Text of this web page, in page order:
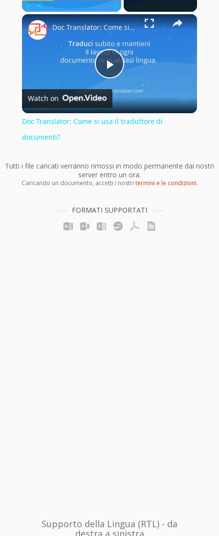
Play Unmute Fullscreen ×
Play
Video
Doc Translator: Come si usa il traduttore di documenti?
Watch on
Doc Translator: Come si usa il traduttore di
documenti?
Tutti i file caricati verranno rimossi in modo permanente dai nostri
server entro un ora.
Caricando un documento, accetti i nostri termini e le condizioni.
FORMATI SUPPORTATI
Supporto della Lingua (RTL) - da
destra a sinistra